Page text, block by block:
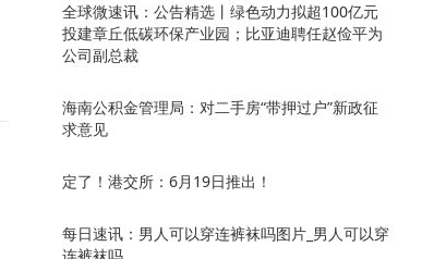
全球微速讯：公告精选丨绿色动力拟超100亿元
投建章丘低碳环保产业园；比亚迪聘任赵俭平为
公司副总裁
海南公积金管理局：对二手房“带押过户”新政征
求意见
定了！港交所：6月19日推出！
每日速讯：男人可以穿连裤袜吗图片_男人可以穿